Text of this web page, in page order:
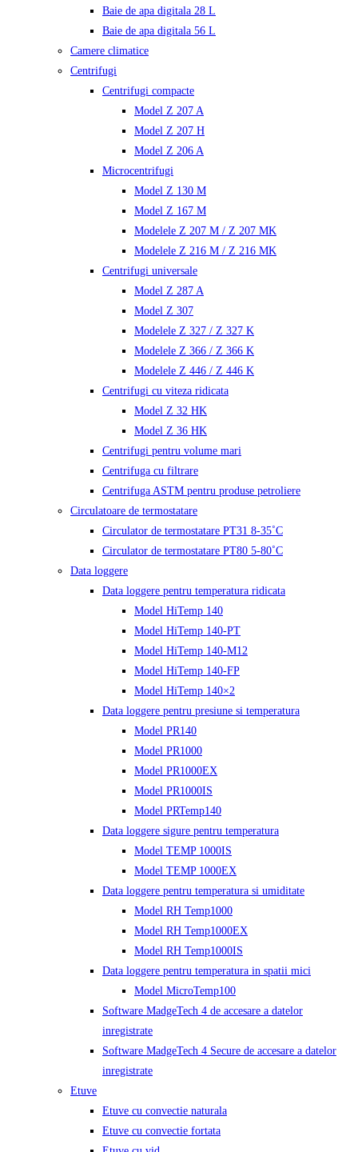
Baie de apa digitala 28 L
Baie de apa digitala 56 L
Camere climatice
Centrifugi
Centrifugi compacte
Model Z 207 A
Model Z 207 H
Model Z 206 A
Microcentrifugi
Model Z 130 M
Model Z 167 M
Modelele Z 207 M / Z 207 MK
Modelele Z 216 M / Z 216 MK
Centrifugi universale
Model Z 287 A
Model Z 307
Modelele Z 327 / Z 327 K
Modelele Z 366 / Z 366 K
Modelele Z 446 / Z 446 K
Centrifugi cu viteza ridicata
Model Z 32 HK
Model Z 36 HK
Centrifugi pentru volume mari
Centrifuga cu filtrare
Centrifuga ASTM pentru produse petroliere
Circulatoare de termostatare
Circulator de termostatare PT31 8-35˚C
Circulator de termostatare PT80 5-80˚C
Data loggere
Data loggere pentru temperatura ridicata
Model HiTemp 140
Model HiTemp 140-PT
Model HiTemp 140-M12
Model HiTemp 140-FP
Model HiTemp 140×2
Data loggere pentru presiune si temperatura
Model PR140
Model PR1000
Model PR1000EX
Model PR1000IS
Model PRTemp140
Data loggere sigure pentru temperatura
Model TEMP 1000IS
Model TEMP 1000EX
Data loggere pentru temperatura si umiditate
Model RH Temp1000
Model RH Temp1000EX
Model RH Temp1000IS
Data loggere pentru temperatura in spatii mici
Model MicroTemp100
Software MadgeTech 4 de accesare a datelor
inregistrate
Software MadgeTech 4 Secure de accesare a datelor
inregistrate
Etuve
Etuve cu convectie naturala
Etuve cu convectie fortata